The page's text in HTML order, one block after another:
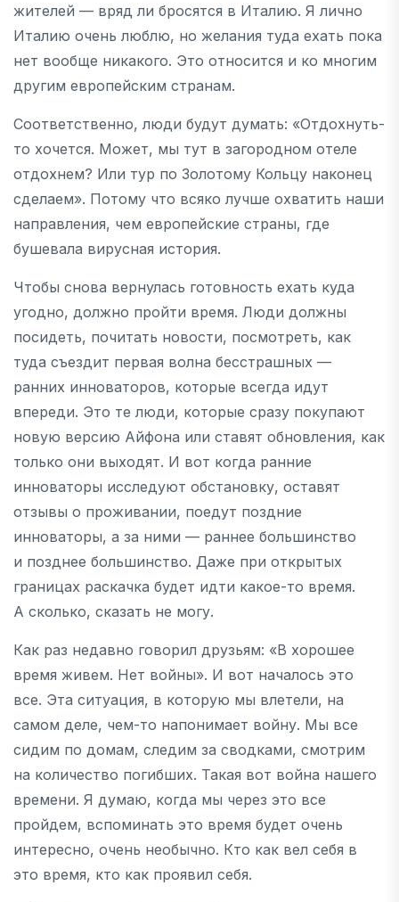
жителей — вряд ли бросятся в Италию. Я лично
Италию очень люблю, но желания туда ехать пока
нет вообще никакого. Это относится и ко многим
другим европейским странам.
Соответственно, люди будут думать: «Отдохнуть-
то хочется. Может, мы тут в загородном отеле
отдохнем? Или тур по Золотому Кольцу наконец
сделаем». Потому что всяко лучше охватить наши
направления, чем европейские страны, где
бушевала вирусная история.
Чтобы снова вернулась готовность ехать куда
угодно, должно пройти время. Люди должны
посидеть, почитать новости, посмотреть, как
туда съездит первая волна бесстрашных —
ранних инноваторов, которые всегда идут
впереди. Это те люди, которые сразу покупают
новую версию Айфона или ставят обновления, как
только они выходят. И вот когда ранние
инноваторы исследуют обстановку, оставят
отзывы о проживании, поедут поздние
инноваторы, а за ними — раннее большинство
и позднее большинство. Даже при открытых
границах раскачка будет идти какое-то время.
А сколько, сказать не могу.
Как раз недавно говорил друзьям: «В хорошее
время живем. Нет войны». И вот началось это
все. Эта ситуация, в которую мы влетели, на
самом деле, чем-то напонимает войну. Мы все
сидим по домам, следим за сводками, смотрим
на количество погибших. Такая вот война нашего
времени. Я думаю, когда мы через это все
пройдем, вспоминать это время будет очень
интересно, очень необычно. Кто как вел себя в
это время, кто как проявил себя.